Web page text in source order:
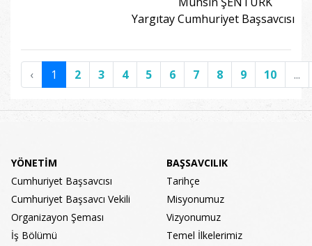
Yargıtay Cumhuriyet Başsavcısı
‹ 1 2 3 4 5 6 7 8 9 10 ...
YÖNETİM
Cumhuriyet Başsavcısı
Cumhuriyet Başsavcı Vekili
Organizayon Şeması
İş Bölümü
BAŞSAVCILIK
Tarihçe
Misyonumuz
Vizyonumuz
Temel İlkelerimiz